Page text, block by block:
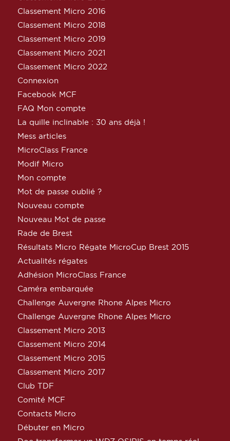
Classement Micro 2016
Classement Micro 2018
Classement Micro 2019
Classement Micro 2021
Classement Micro 2022
Connexion
Facebook MCF
FAQ Mon compte
La quille inclinable : 30 ans déjà !
Mess articles
MicroClass France
Modif Micro
Mon compte
Mot de passe oublié ?
Nouveau compte
Nouveau Mot de passe
Rade de Brest
Résultats Micro Régate MicroCup Brest 2015
Actualités régates
Adhésion MicroClass France
Caméra embarquée
Challenge Auvergne Rhone Alpes Micro
Challenge Auvergne Rhone Alpes Micro
Classement Micro 2013
Classement Micro 2014
Classement Micro 2015
Classement Micro 2017
Club TDF
Comité MCF
Contacts Micro
Débuter en Micro